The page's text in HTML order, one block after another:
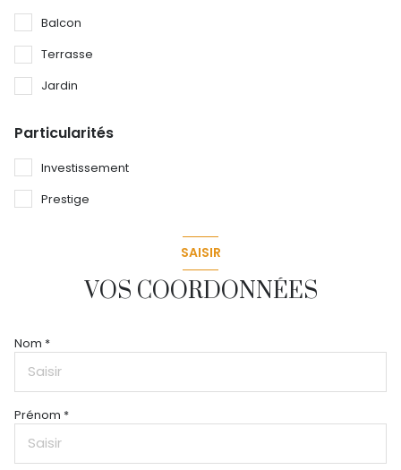
Balcon
Terrasse
Jardin
Particularités
Investissement
Prestige
SAISIR
VOS COORDONNÉES
Nom *
Prénom *